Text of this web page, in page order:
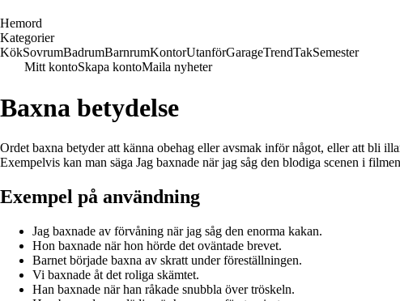
Hemord
Kategorier
KökSovrumBadrumBarnrumKontorUtanförGarageTrendTakSemester
Mitt kontoSkapa kontoMaila nyheter
Baxna betydelse
Ordet baxna betyder att känna obehag eller avsmak inför något, eller att bli
Exempelvis kan man säga Jag baxnade när jag såg den blodiga scenen i
Exempel på användning
Jag baxnade av förvåning när jag såg den enorma kakan.
Hon baxnade när hon hörde det oväntade brevet.
Barnet började baxna av skratt under föreställningen.
Vi baxnade åt det roliga skämtet.
Han baxnade när han råkade snubbla över tröskeln.